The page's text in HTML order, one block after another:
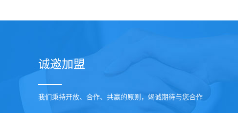
诚邀加盟
我们秉持开放、合作、共赢的原则，竭诚期待与您合作